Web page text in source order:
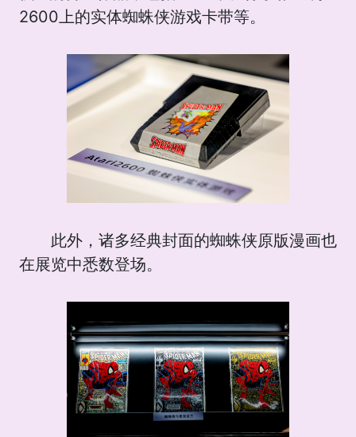
2600上的实体蜘蛛侠游戏卡带等。
此外，诸多经典封面的蜘蛛侠原版漫画也
在展览中悉数登场。